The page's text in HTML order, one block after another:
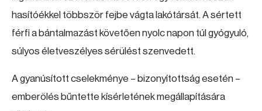
hasítóékkel többször fejbe vágta lakótársát. A sértett
férfi a bántalmazást követően nyolc napon túl gyógyuló,
súlyos életveszélyes sérülést szenvedett.
A gyanúsított cselekménye – bizonyítottság esetén –
emberölés bűntette kísérletének megállapítására